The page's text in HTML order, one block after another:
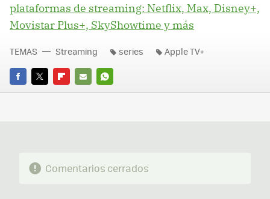
plataformas de streaming: Netflix, Max, Disney+,
Movistar Plus+, SkyShowtime y más
FACEBOOK
TWITTERFLIPBOARD
E-
WHATSAPP
TEMAS Streaming series Apple TV+
Comentarios cerrados